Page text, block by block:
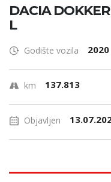
DACIA
L
Godište vozila 2020
km 137.813
Objavljen